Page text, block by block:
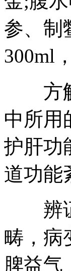
参、制
300ml
方解
中所用
护肝功
道功能
辨证
畴，病
脾益气